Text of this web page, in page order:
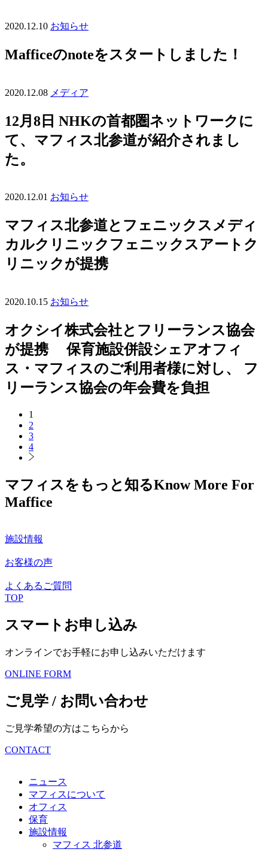
2020.12.10 お知らせ
Mafficeのnoteをスタートしました！
2020.12.08 メディア
12月8日 NHKの首都圏ネットワークに
て、マフィス北参道が紹介されまし
た。
2020.12.01 お知らせ
マフィス北参道とフェニックスメディ
カルクリニックフェニックスアートク
リニックが提携
2020.10.15 お知らせ
オクシイ株式会社とフリーランス協会
が提携 保育施設併設シェアオフィ
ス・マフィスのご利用者様に対し、 フ
リーランス協会の年会費を負担
1
2
3
4
マフィスをもっと知るKnow More For
Maffice
施設情報
お客様の声
よくあるご質問
TOP
スマートお申し込み
オンラインでお手軽にお申し込みいただけます
ONLINE FORM
ご見学 / お問い合わせ
ご見学希望の方はこちらから
CONTACT
ニュース
マフィスについて
オフィス
保育
施設情報
マフィス 北参道